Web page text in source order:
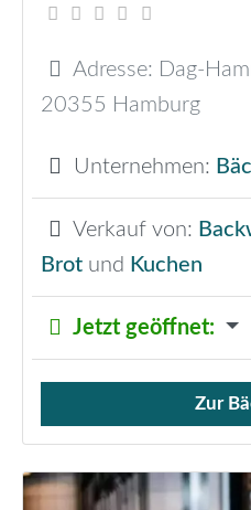
Adresse: Dag-
20355 Hamburg
Unternehmen:
Verkauf von:
Brot und Kuchen
Jetzt geöffnet:
Verkauf von Brötchen,
Zur